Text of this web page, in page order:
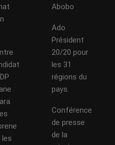
Abobo
Ado
Président
20/20 pour
les 31
régions du
pays.
Conférence
de presse
de la